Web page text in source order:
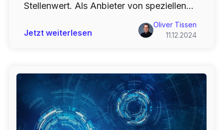
Oliver Tissen
11.12.2024
Stellenwert. Als Anbieter von speziellen...
Jetzt weiterlesen